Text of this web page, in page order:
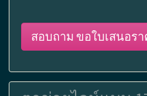
สอบถาม ขอใบเสนอรา